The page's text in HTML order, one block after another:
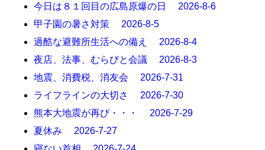
今日は８１回目の広島原爆の日 2026-8-6
甲子園の暑さ対策 2026-8-5
過酷な避難所生活への備え 2026-8-4
夜店、法事、むらびと会議 2026-8-3
地震、消費税、消友会 2026-7-31
ライフラインの大切さ 2026-7-30
熊本大地震が再び・・・ 2026-7-29
夏休み 2026-7-27